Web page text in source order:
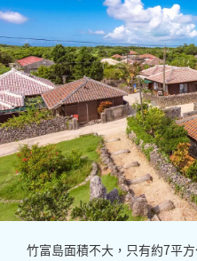
竹富島面積不大，只有約7平